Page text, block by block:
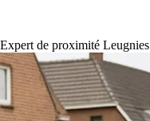
Expert de proximité Leugnies